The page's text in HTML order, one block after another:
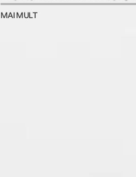
What God wants, God gets, God
regia lui Mihai Pârcălabu, film
MAI MULT